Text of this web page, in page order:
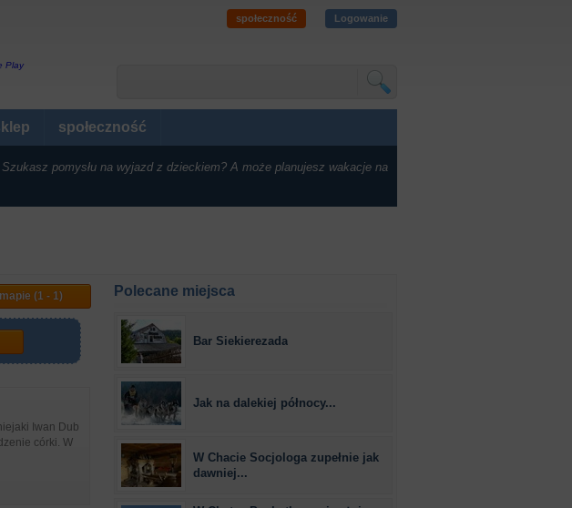
społeczność Logowanie
społeczność
pomysłu na wyjazd z dzieckiem? A może planujesz wakacje na
(1 - 1)
Iwan Dub
córki. W
Polecane miejsca
Bar Siekierezada
Jak na dalekiej północy...
W Chacie Socjologa zupełnie jak
dawniej...